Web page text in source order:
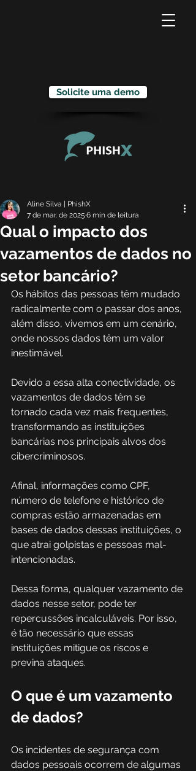
Solicite uma demo
Qual o impacto dos
vazamentos de dados no
setor bancário?
Aline Silva | PhishX
7 de mar. de 2025 6 min de leitura
Os hábitos das pessoas têm mudado
radicalmente com o passar dos anos,
além disso, vivemos em um cenário,
onde nossos dados têm um valor
inestimável.
Devido a essa alta conectividade, os
vazamentos de dados têm se
tornado cada vez mais frequentes,
transformando as instituições
bancárias nos principais alvos dos
cibercriminosos.
Afinal, informações como CPF,
número de telefone e histórico de
compras estão armazenadas em
bases de dados dessas instituições, o
que atrai golpistas e pessoas mal-
intencionadas.
Dessa forma, qualquer vazamento de
dados nesse setor, pode ter
repercussões incalculáveis. Por isso,
é tão necessário que essas
instituições mitigue os riscos e
previna ataques.
O que é um vazamento
de dados?
Os incidentes de segurança com
dados pessoais ocorrem de algumas